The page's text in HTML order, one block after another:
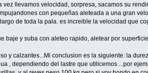
llevamos velocidad, sorpresa, sacamos su
con pequeñas aleteada a una gran
de toda la pala. es increible la velocidad que
baje y suba con aleteo rapido, aletear por
y calzantes...Mi conclusion es la siguiente: la
, dependiendo del lastre que utilicemos ...por